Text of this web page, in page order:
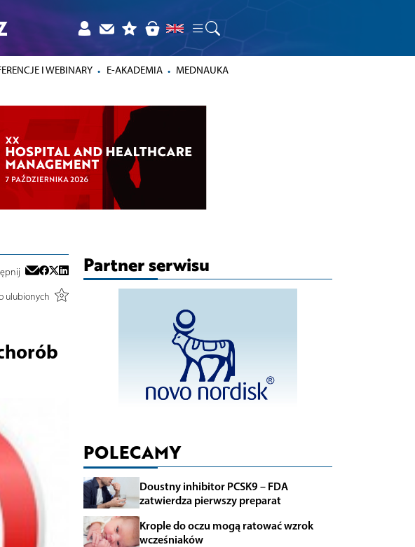
I WEBINARY E-AKADEMIA MEDNAUKA
ulubionych
Partner serwisu
POLECAMY
Doustny inhibitor PCSK9 – FDA
zatwierdza pierwszy preparat
Krople do oczu mogą ratować wzrok
wcześniaków